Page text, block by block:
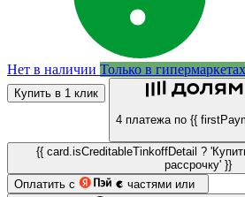
Нет в наличии Только в гипермаркетах
Купить в 1 клик
4 платежа по {{
{{ card.isCreditableTinkoffDetail ?
рассрочку' }}
Оплатить с
частями или